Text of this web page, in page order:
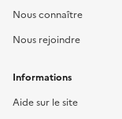
Nous connaître
Nous rejoindre
Informations
Aide sur le site